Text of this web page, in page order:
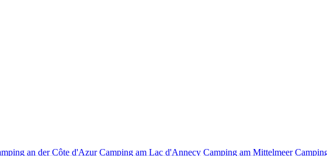
an der Côte d'Azur Camping am Lac d'Annecy Camping am Mittelmeer